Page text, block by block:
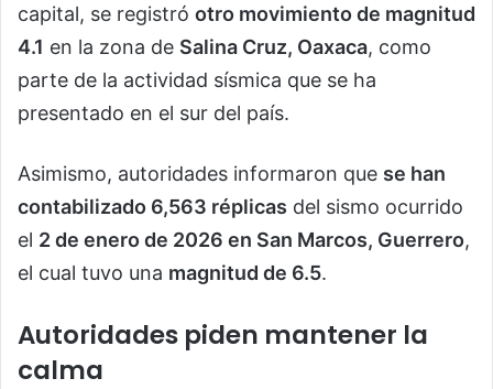
capital, se registró otro movimiento de magnitud
4.1 en la zona de Salina Cruz, Oaxaca, como
parte de la actividad sísmica que se ha
presentado en el sur del país.
Asimismo, autoridades informaron que se han
contabilizado 6,563 réplicas del sismo ocurrido
el 2 de enero de 2026 en San Marcos, Guerrero,
el cual tuvo una magnitud de 6.5.
Autoridades piden mantener la
calma